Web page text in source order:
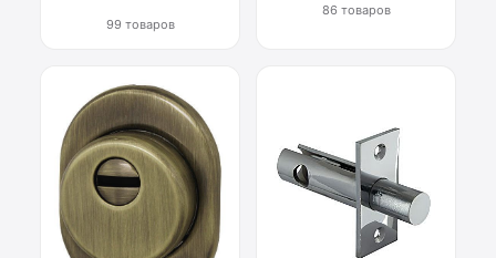
99 товаров
86 товаров